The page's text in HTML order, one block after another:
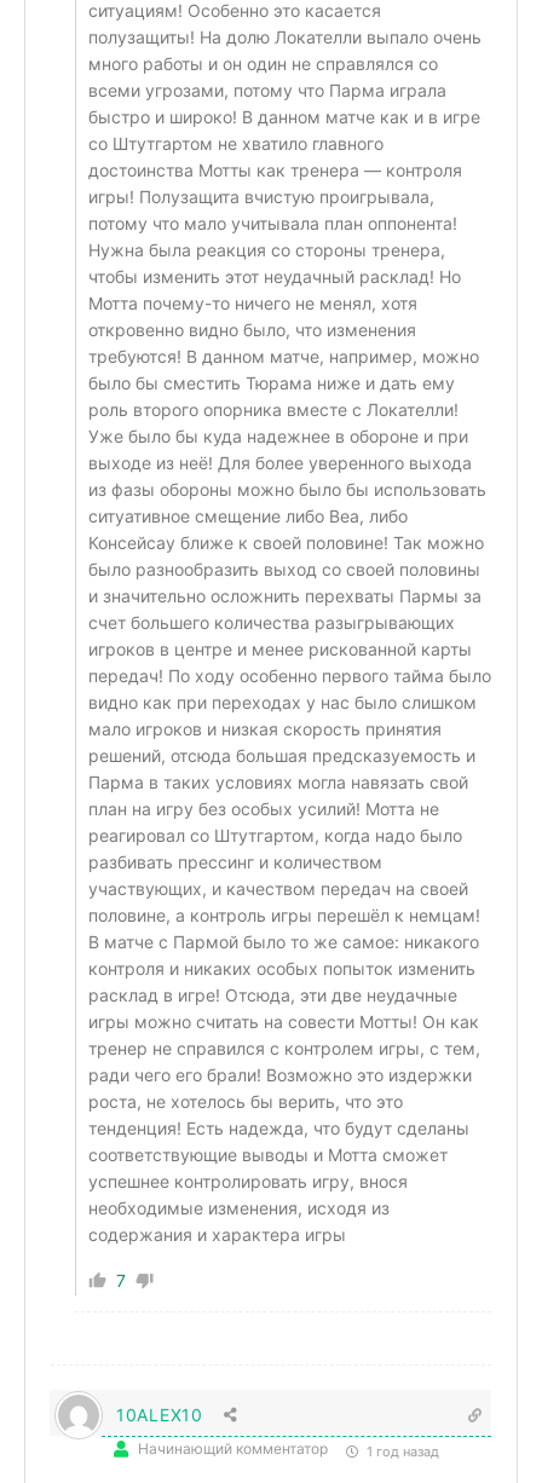
ситуациям! Особенно это касается
полузащиты! На долю Локателли выпало очень
много работы и он один не справлялся со
всеми угрозами, потому что Парма играла
быстро и широко! В данном матче как и в игре
со Штутгартом не хватило главного
достоинства Мотты как тренера — контроля
игры! Полузащита вчистую проигрывала,
потому что мало учитывала план оппонента!
Нужна была реакция со стороны тренера,
чтобы изменить этот неудачный расклад! Но
Мотта почему-то ничего не менял, хотя
откровенно видно было, что изменения
требуются! В данном матче, например, можно
было бы сместить Тюрама ниже и дать ему
роль второго опорника вместе с Локателли!
Уже было бы куда надежнее в обороне и при
выходе из неё! Для более уверенного выхода
из фазы обороны можно было бы использовать
ситуативное смещение либо Веа, либо
Консейсау ближе к своей половине! Так можно
было разнообразить выход со своей половины
и значительно осложнить перехваты Пармы за
счет большего количества разыгрывающих
игроков в центре и менее рискованной карты
передач! По ходу особенно первого тайма было
видно как при переходах у нас было слишком
мало игроков и низкая скорость принятия
решений, отсюда большая предсказуемость и
Парма в таких условиях могла навязать свой
план на игру без особых усилий! Мотта не
реагировал со Штутгартом, когда надо было
разбивать прессинг и количеством
участвующих, и качеством передач на своей
половине, а контроль игры перешёл к немцам!
В матче с Пармой было то же самое: никакого
контроля и никаких особых попыток изменить
расклад в игре! Отсюда, эти две неудачные
игры можно считать на совести Мотты! Он как
тренер не справился с контролем игры, с тем,
ради чего его брали! Возможно это издержки
роста, не хотелось бы верить, что это
тенденция! Есть надежда, что будут сделаны
соответствующие выводы и Мотта сможет
успешнее контролировать игру, внося
необходимые изменения, исходя из
содержания и характера игры
7
10ALEX10
Начинающий комментатор 1 год назад